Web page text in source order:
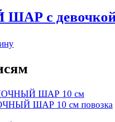
с девочкой
ШАР 10 см
ШАР 10 см повозка